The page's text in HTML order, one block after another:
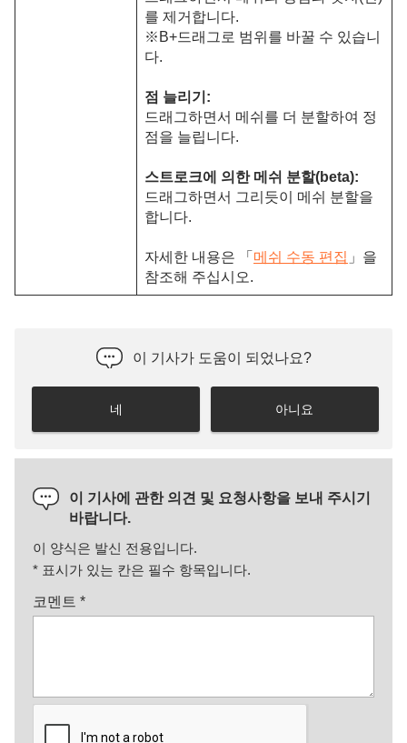
를 제거합니다.
※B+드래그로 범위를 바꿀 수 있습니
다.
점 늘리기:
드래그하면서 메쉬를 더 분할하여 정
점을 늘립니다.
스트로크에 의한 메쉬 분할(beta):
드래그하면서 그리듯이 메쉬 분할을
합니다.
자세한 내용은 「 메쉬 수동 편집 」을
참조해 주십시오.
이 기사가 도움이 되었나요?
네 아니요
이 기사에 관한 의견 및 요청사항을 보내 주시기
바랍니다.
이 양식은 발신 전용입니다.
* 표시가 있는 칸은 필수 항목입니다.
코멘트 *